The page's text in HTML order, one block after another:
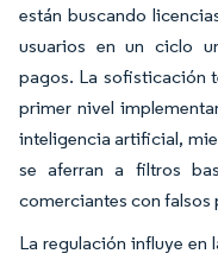
están buscando
usuarios en un ciclo
pagos. La sofisticación
primer nivel
inteligencia artificial,
se aferran a filtros
comerciantes con falsos
La regulación influye en